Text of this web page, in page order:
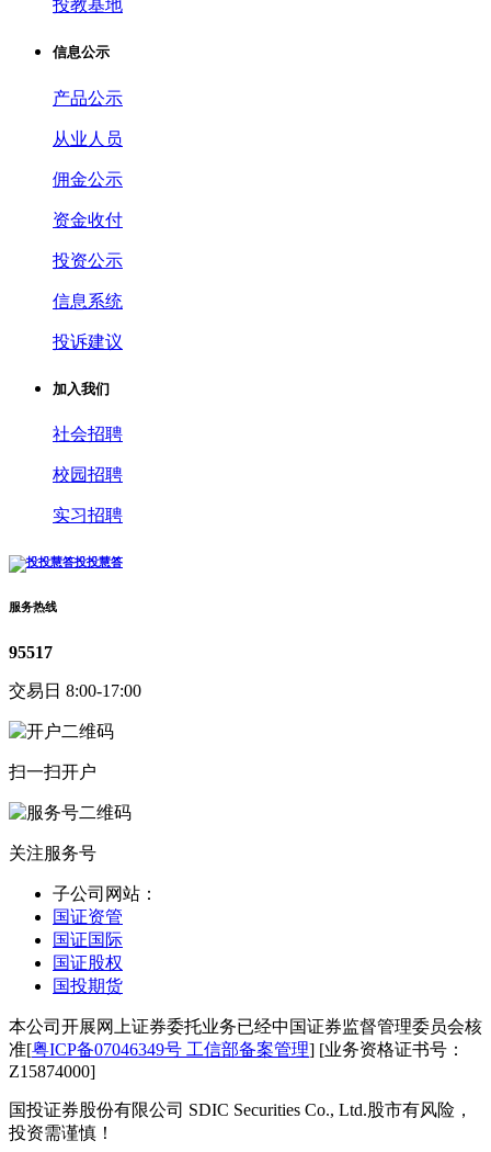
投教基地
信息公示
产品公示
从业人员
佣金公示
资金收付
投资公示
信息系统
投诉建议
加入我们
社会招聘
校园招聘
实习招聘
投投慧答
服务热线
95517
交易日 8:00-17:00
扫一扫开户
关注服务号
子公司网站：
国证资管
国证国际
国证股权
国投期货
本公司开展网上证券委托业务已经中国证券监督管理委员会核
准[粤ICP备07046349号 工信部备案管理] [业务资格证书号：
Z15874000]
国投证券股份有限公司 SDIC Securities Co., Ltd.股市有风险，
投资需谨慎！